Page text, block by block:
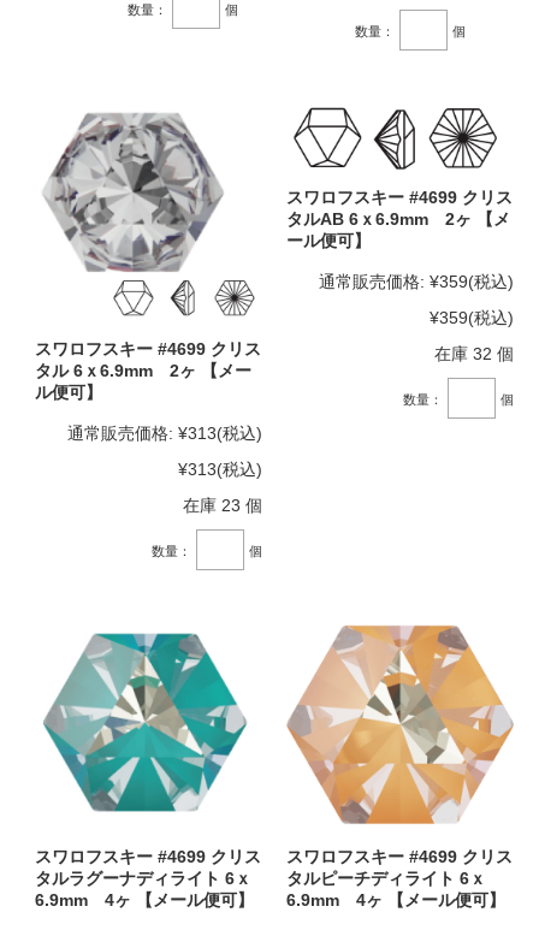
数量： 個
数量： 個
スワロフスキー #4699 クリス
タル 6ｘ6.9mm 2ヶ 【メー
ル便可】
通常販売価格: ¥313(税込)
¥313(税込)
在庫 23 個
数量： 個
スワロフスキー #4699 クリス
タルAB 6ｘ6.9mm 2ヶ 【メ
ール便可】
通常販売価格: ¥359(税込)
¥359(税込)
在庫 32 個
数量： 個
スワロフスキー #4699 クリス
タルラグーナディライト 6ｘ
6.9mm 4ヶ 【メール便可】
スワロフスキー #4699 クリス
タルピーチディライト 6ｘ
6.9mm 4ヶ 【メール便可】